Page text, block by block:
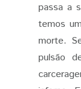
passa a
temos
morte.
pulsão